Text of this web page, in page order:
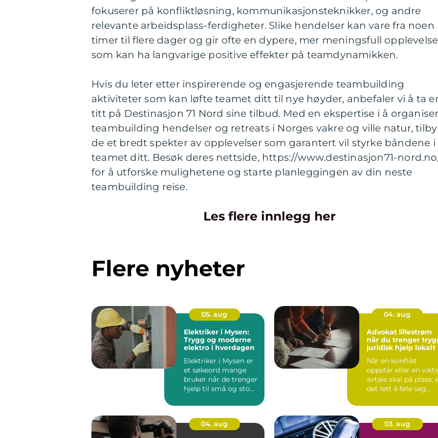
fokuserer på konfliktløsning, kommunikasjonsteknikker, og andre
relevante arbeidsplass-ferdigheter. Slike hendelser kan vare fra noen
timer til flere dager og gir ofte en dypere, mer meningsfull opplevelse
som kan ha langvarige positive effekter på teamdynamikken.
Hvis du leter etter inspirerende og engasjerende teambuilding
aktiviteter som kan løfte teamet ditt til nye høyder, anbefaler vi å ta
titt på Destinasjon 71 Nord sine tilbud. Med en ekspertise i å
teambuilding hendelser og retreats i Norges vakre og ville natur,
de et bredt spekter av opplevelser som garantert vil styrke båndene i
teamet ditt. Besøk deres nettside, https://www.destinasjon71-
for å utforske mulighetene og starte planleggingen av din neste
teambuilding reise.
Les flere innlegg her
Flere nyheter
05. aug
Elektriker i Mysen:
Trygg og moderne
elektro i hverdagen
Elektriker i Mysen er
et søkeord mange
bruker når de trenger
hjelp til små og sto...
04. aug
Advokat lillestrøm
når du trenger
juridisk hjelp lokalt
Når en konflikt
oppstår eller en
avtale skal på plass,
det lett å føle seg
04. aug
03. aug